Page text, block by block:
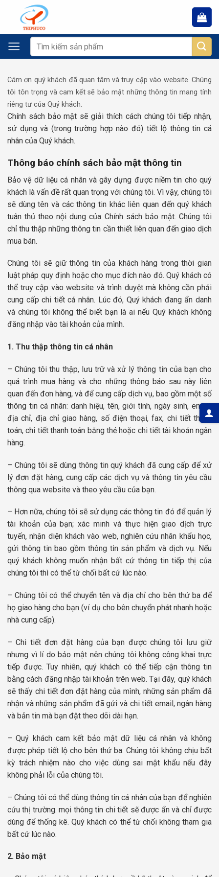
dung
Tìm
kiếm:
Cám ơn quý khách đã quan tâm và truy cập vào website. Chúng
tôi tôn trọng và cam kết sẽ bảo mật những thông tin mang tính
riêng tư của Quý khách.
Chính sách bảo mật sẽ giải thích cách chúng tôi tiếp nhận,
sử dụng và (trong trường hợp nào đó) tiết lộ thông tin cá
nhân của Quý khách.
Thông báo chính sách bảo mật thông tin
Bảo vệ dữ liệu cá nhân và gây dựng được niềm tin cho quý
khách là vấn đề rất quan trọng với chúng tôi. Vì vậy, chúng tôi
sẽ dùng tên và các thông tin khác liên quan đến quý khách
tuân thủ theo nội dung của Chính sách bảo mật. Chúng tôi
chỉ thu thập những thông tin cần thiết liên quan đến giao dịch
mua bán.
Chúng tôi sẽ giữ thông tin của khách hàng trong thời gian
luật pháp quy định hoặc cho mục đích nào đó. Quý khách có
thể truy cập vào website và trình duyệt mà không cần phải
cung cấp chi tiết cá nhân. Lúc đó, Quý khách đang ẩn danh
và chúng tôi không thể biết bạn là ai nếu Quý khách không
đăng nhập vào tài khoản của mình.
1. Thu thập thông tin cá nhân
– Chúng tôi thu thập, lưu trữ và xử lý thông tin của bạn cho
quá trình mua hàng và cho những thông báo sau này liên
quan đến đơn hàng, và để cung cấp dịch vụ, bao gồm một số
thông tin cá nhân: danh hiệu, tên, giới tính, ngày sinh, email,
địa chỉ, địa chỉ giao hàng, số điện thoại, fax, chi tiết thanh
toán, chi tiết thanh toán bằng thẻ hoặc chi tiết tài khoản ngân
hàng.
– Chúng tôi sẽ dùng thông tin quý khách đã cung cấp để xử
lý đơn đặt hàng, cung cấp các dịch vụ và thông tin yêu cầu
thông qua website và theo yêu cầu của bạn.
– Hơn nữa, chúng tôi sẽ sử dụng các thông tin đó để quản lý
tài khoản của bạn; xác minh và thực hiện giao dịch trực
tuyến, nhận diện khách vào web, nghiên cứu nhân khẩu học,
gửi thông tin bao gồm thông tin sản phẩm và dịch vụ. Nếu
quý khách không muốn nhận bất cứ thông tin tiếp thị của
chúng tôi thì có thể từ chối bất cứ lúc nào.
– Chúng tôi có thể chuyển tên và địa chỉ cho bên thứ ba để
họ giao hàng cho bạn (ví dụ cho bên chuyển phát nhanh hoặc
nhà cung cấp).
– Chi tiết đơn đặt hàng của bạn được chúng tôi lưu giữ
nhưng vì lí do bảo mật nên chúng tôi không công khai trực
tiếp được. Tuy nhiên, quý khách có thể tiếp cận thông tin
bằng cách đăng nhập tài khoản trên web. Tại đây, quý khách
sẽ thấy chi tiết đơn đặt hàng của mình, những sản phẩm đã
nhận và những sản phẩm đã gửi và chi tiết email, ngân hàng
và bản tin mà bạn đặt theo dõi dài hạn.
– Quý khách cam kết bảo mật dữ liệu cá nhân và không
được phép tiết lộ cho bên thứ ba. Chúng tôi không chịu bất
kỳ trách nhiệm nào cho việc dùng sai mật khẩu nếu đây
không phải lỗi của chúng tôi.
– Chúng tôi có thể dùng thông tin cá nhân của bạn để nghiên
cứu thị trường. mọi thông tin chi tiết sẽ được ẩn và chỉ được
dùng để thống kê. Quý khách có thể từ chối không tham gia
bất cứ lúc nào.
2. Bảo mật